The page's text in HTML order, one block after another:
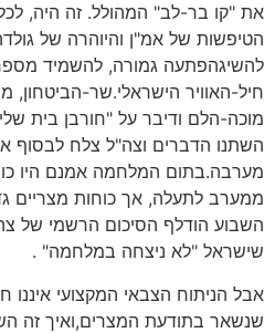
את "קו בר-לב" המהולל. זה היה,
הטיפשות של אמ"ן והיוהרה של
להשיגהפתעה גמורה, להשמיד
חיל-האוויר הישראלי.שר-הביטחון,
מוכה-הלם ודיבר על "חורבן בית
השתנו הדברים וצה"ל צלח לבסוף
מערבה.בתום המלחמה אמנם היו
ממערב לתעלה, אך כוחות מצריים
השבוע הודלף הסיכום הרשמי של
שישראל "לא ניצחה במלחמה" .
אבל הניתוח הצבאי המקצועי
שנשאר בתודעת המצרים,ואיך זה